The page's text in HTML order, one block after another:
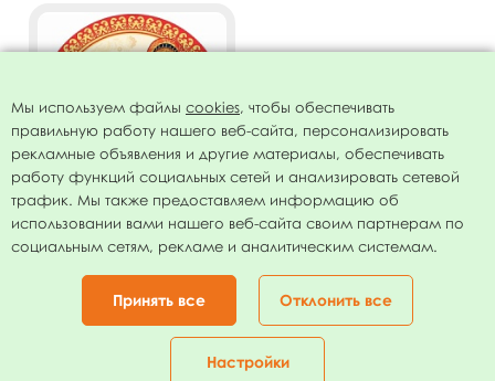
Корзина
Тарелки бумажные
ламинированные Матрешки
23см 6шт
75.00руб.
Мы используем файлы cookies, чтобы обеспечивать
правильную работу нашего веб-сайта, персонализировать
рекламные объявления и другие материалы, обеспечивать
работу функций социальных сетей и анализировать сетевой
трафик. Мы также предоставляем информацию об
использовании вами нашего веб-сайта своим партнерам по
социальным сетям, рекламе и аналитическим системам.
Принять все Отклонить все
Настройки